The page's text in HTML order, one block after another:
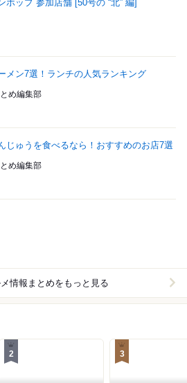
ホップ 参加店舗 [50号の “北” 編]
メン7選！ランチの人気ランキング
め編集部
じゅうを食べるなら！おすすめのお店7選
め編集部
情報まとめをもっと見る
2 3